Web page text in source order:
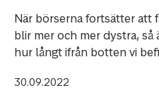
När börserna fortsätter att
blir mer och mer dystra,
hur långt ifrån botten vi
30.09.2022